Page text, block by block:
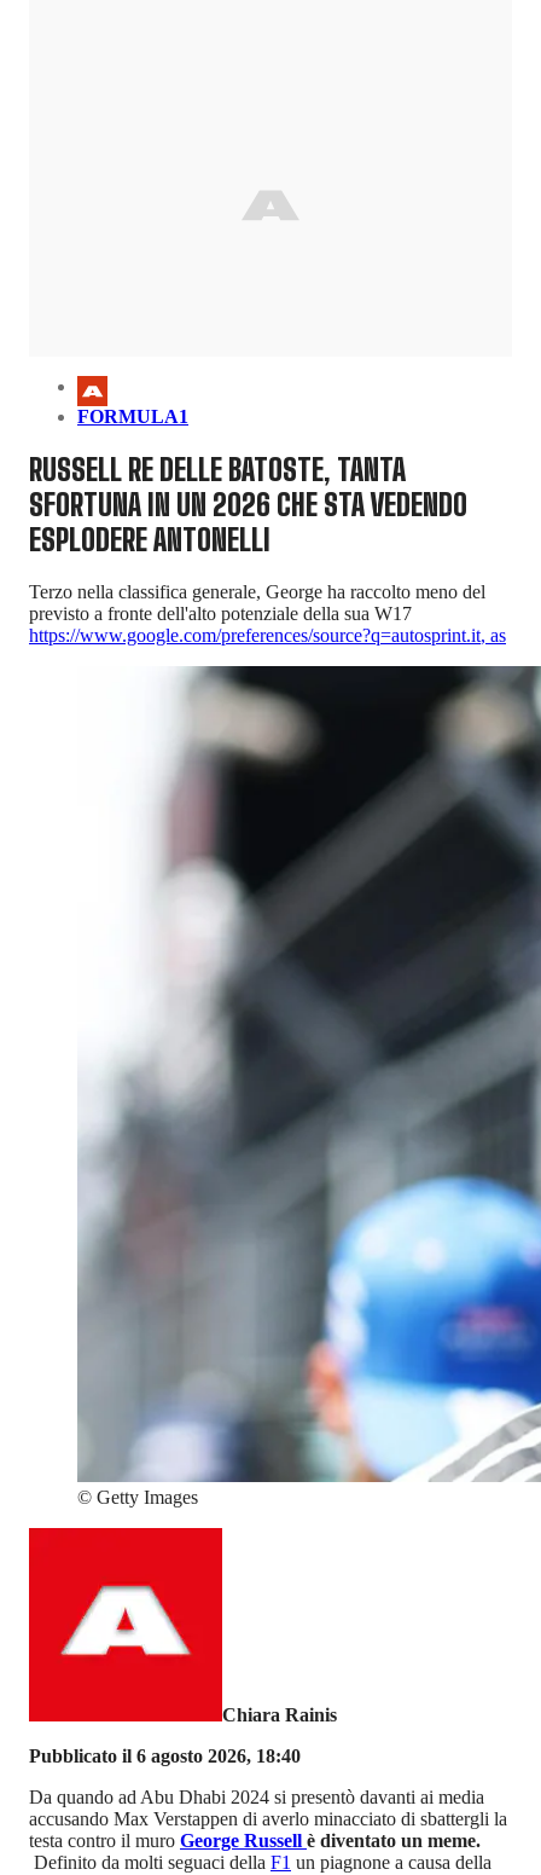
FORMULA1
RUSSELL RE DELLE BATOSTE, TANTA
SFORTUNA IN UN 2026 CHE STA VEDENDO
ESPLODERE ANTONELLI
Terzo nella classifica generale, George ha raccolto meno del
previsto a fronte dell'alto potenziale della sua W17
https://www.google.com/preferences/source?q=autosprint.it, as
© Getty Images
Chiara Rainis
Pubblicato il 6 agosto 2026, 18:40
Da quando ad Abu Dhabi 2024 si presentò davanti ai media
accusando Max Verstappen di averlo minacciato di sbattergli la
testa contro il muro George Russell è diventato un meme.
Definito da molti seguaci della F1 un piagnone a causa della